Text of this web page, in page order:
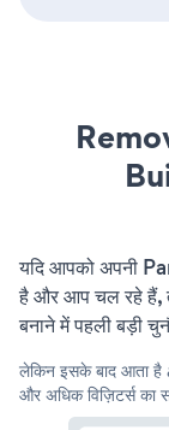
यदि आपको अपनी
है और आप चल रहे हैं,
बनाने में पहली बड़ी
लेकिन इसके बाद आता
और अधिक विज़िटर्स का